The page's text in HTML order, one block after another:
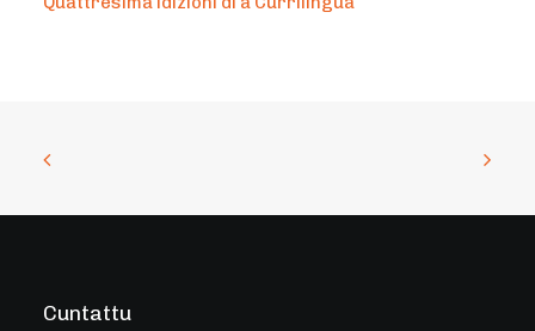
Cuntattu